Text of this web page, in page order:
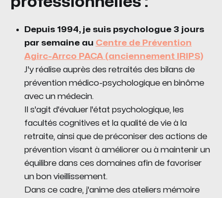
Depuis 1994, je suis psychologue 3 jours
par semaine au Centre de Prévention
Agirc-Arrco PACA (anciennement IRIPS)
J'y réalise auprès des retraités des bilans de
prévention médico-psychologique en binôme
avec un médecin.
Il s'agit d'évaluer l'état psychologique, les
facultés cognitives et la qualité de vie à la
retraite, ainsi que de préconiser des actions de
prévention visant à améliorer ou à maintenir un
équilibre dans ces domaines afin de favoriser
un bon vieillissement.
Dans ce cadre, j'anime des ateliers mémoire